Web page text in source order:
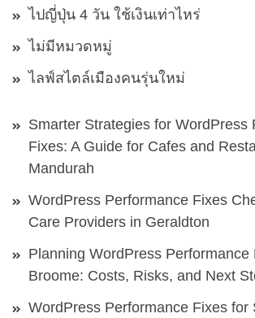
ไปญี่ปุ่น 4 วัน ใช้เงินเท่าไหร่
ไม่มีหมวดหมู่
ไลฟ์สไตล์เมืองคนรุ่นใหม่
Smarter Strategies for WordPress
Fixes: A Guide for Cafes and
Mandurah
WordPress Performance Fixes
Care Providers in Geraldton
Planning WordPress Performance
Broome: Costs, Risks, and Next
WordPress Performance Fixes for